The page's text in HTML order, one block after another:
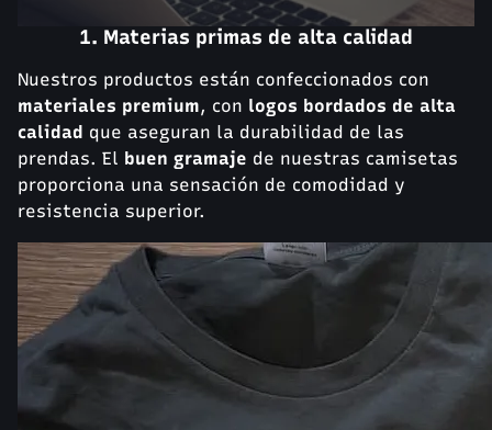
1. Materias primas de alta calidad
Nuestros productos están confeccionados con
materiales premium, con logos bordados de alta
calidad que aseguran la durabilidad de las
prendas. El buen gramaje de nuestras camisetas
proporciona una sensación de comodidad y
resistencia superior.